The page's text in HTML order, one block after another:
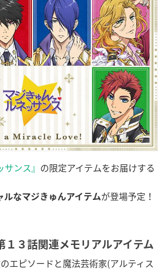
サンス』 の限定アイテムをお届けする
ルなマジきゅんアイテムが登場予定！
３話関連メモリアルアイテム
エピソードと魔法芸術家(アルティス